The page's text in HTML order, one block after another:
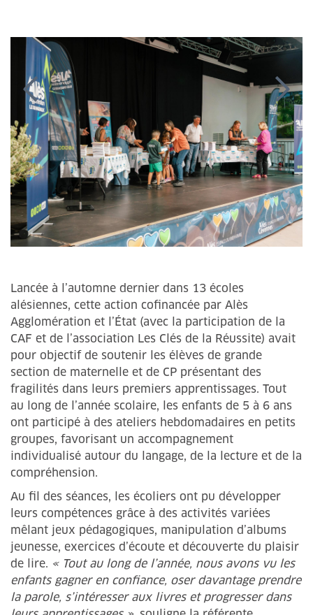
Lancée à l’automne dernier dans 13 écoles
alésiennes, cette action cofinancée par Alès
Agglomération et l’État (avec la participation de la
CAF et de l’association Les Clés de la Réussite) avait
pour objectif de soutenir les élèves de grande
section de maternelle et de CP présentant des
fragilités dans leurs premiers apprentissages. Tout
au long de l’année scolaire, les enfants de 5 à 6 ans
ont participé à des ateliers hebdomadaires en petits
groupes, favorisant un accompagnement
individualisé autour du langage, de la lecture et de la
compréhension.
Au fil des séances, les écoliers ont pu développer
leurs compétences grâce à des activités variées
mêlant jeux pédagogiques, manipulation d’albums
jeunesse, exercices d’écoute et découverte du plaisir
de lire. « Tout au long de l’année, nous avons vu les
enfants gagner en confiance, oser davantage prendre
la parole, s’intéresser aux livres et progresser dans